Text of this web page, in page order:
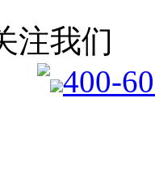
注我们
400-